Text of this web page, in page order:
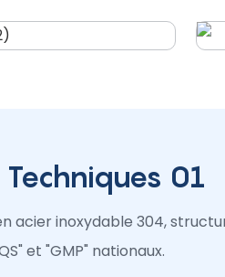
01
acier inoxydable 304,
et "GMP" nationaux.